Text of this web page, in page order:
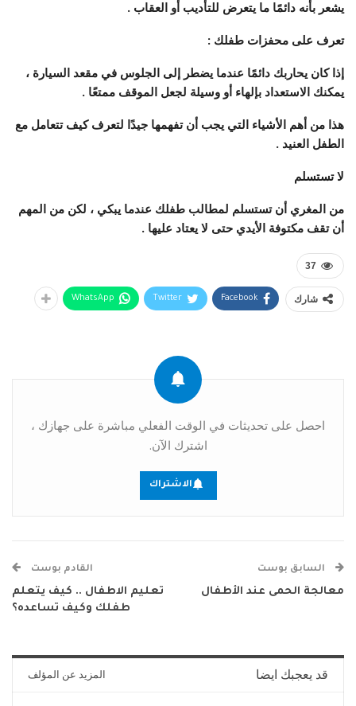
يشعر بأنه دائمًا ما يتعرض للتأديب أو العقاب .
تعرف على محفزات طفلك :
إذا كان يحاربك دائمًا عندما يضطر إلى الجلوس في مقعد السيارة ،
يمكنك الاستعداد بإلهاء أو وسيلة لجعل الموقف ممتعًا .
هذا من أهم الأشياء التي يجب أن تفهمها جيدًا لتعرف كيف تتعامل مع
الطفل العنيد .
لاتستسلم
من المغري أن تستسلم لمطالب طفلك عندما يبكي ، لكن من المهم
أن تقف مكتوفة الأيدي حتى لا يعتاد عليها .
37
شارك Facebook
Twitter
WhatsApp
احصل على تحديثات في الوقت الفعلي مباشرة على جهازك ،
اشترك الآن.
الاشتراك
السابق بوست
معالجة الحمى عند الأطفال
القادم بوست
تعليم الاطفال .. كيف يتعلم
طفلك وكيف تساعده؟
قد يعجبك ايضا المزيد عن المؤلف